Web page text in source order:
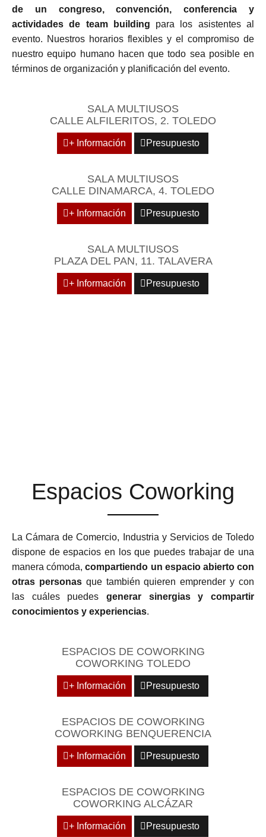
de un congreso, convención, conferencia y
actividades de team building para los asistentes al
evento. Nuestros horarios flexibles y el compromiso de
nuestro equipo humano hacen que todo sea posible en
términos de organización y planificación del evento.
SALA MULTIUSOS
CALLE ALFILERITOS, 2. TOLEDO
+ Información Presupuesto
SALA MULTIUSOS
CALLE DINAMARCA, 4. TOLEDO
+ Información Presupuesto
SALA MULTIUSOS
PLAZA DEL PAN, 11. TALAVERA
+ Información Presupuesto
Espacios Coworking
La Cámara de Comercio, Industria y Servicios de Toledo
dispone de espacios en los que puedes trabajar de una
manera cómoda,compartiendo un espacio abierto con
otras personasque también quieren emprender y con
las cuáles puedes generar sinergias y compartir
conocimientos y experiencias.
ESPACIOS DE COWORKING
COWORKING TOLEDO
+ Información Presupuesto
ESPACIOS DE COWORKING
COWORKING BENQUERENCIA
+ Información Presupuesto
ESPACIOS DE COWORKING
COWORKING ALCÁZAR
+ Información Presupuesto